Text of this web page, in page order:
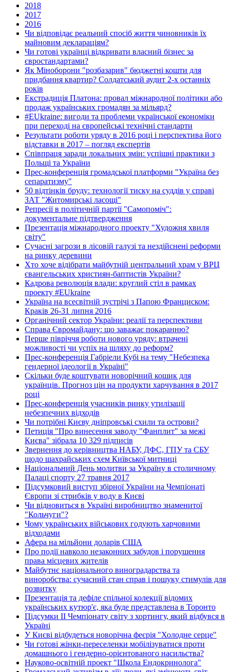
2018
2017
2016
Чи відповідає реальний спосіб життя чиновників їх
майновим деклараціям?
Чи готові українці відкривати власний бізнес за
євростандартами?
Як Міноборони "розбазарив" бюджетні кошти для
придбання квартир? Солдатський аудит 2-х останніх
років
Екстрадиція Платона: провал міжнародної політики або
продаж українських громадян за мільярд?
#EUkraine: вигоди та проблеми української економіки
при переході на європейські технічні стандарти
Результати роботи уряду в 2016 році і перспектива його
відставки в 2017 – погляд експертів
Співпраця заради локальних змін: успішні практики з
Польщі та України
Прес-конференція громадської платформи "Україна без
сепаратизму"
50 відтінків бруду: технології тиску на суддів у справі
ЗАТ "Житомирські ласощі"
Репресії в політичній партії "Самопоміч":
документальне підтвердження
Презентація міжнародного проекту "Художня хвиля
світу"
Сучасні загрози в лісовій галузі та нездійснені реформи
на ринку деревини
Хто хоче відібрати майбутній центральний храм у ВРЦ
євангельських християн-баптистів України?
Кадрова революція влади: круглий стіл в рамках
проекту #EUkraine
Україна на всесвітній зустрічі з Папою Франциском:
Краків 26-31 липня 2016
Органічний сектор України: реалії та перспективи
Справа Євромайдану: що заважає покаранню?
Перше півріччя роботи нового уряду: втрачені
можливості чи успіх на шляху до реформ?
Прес-конференція Габріели Кубі на тему "Небезпека
гендерної ідеології в Україні"
Скільки буде коштувати новорічний кошик для
українців. Прогноз цін на продукти харчування в 2017
році
Прес-конференція учасників ринку утилізації
небезпечних відходів
Чи потрібні Києву дніпровські схили та острови?
Петиція "Про винесення заводу "Фанплит" за межі
Києва" зібрала 10 329 підписів
Звернення до керівництва НАБУ, ДФС, ГПУ та СБУ
щодо шахрайських схем Київської митниці
Національний День молитви за Україну в столичному
Палаці спорту 27 травня 2017
Підсумковий виступ збірної України на Чемпіонаті
Європи зі стрибків у воду в Києві
Чи відновиться в Україні виробництво знаменитої
"Кольчуги"?
Чому українських військових годують харчовими
відходами
Афера на мільйони доларів США
Про події навколо незаконних забудов і порушення
права місцевих жителів
Майбутнє національного виноградарства та
виноробства: сучасний стан справ і пошуку стимулів для
розвитку
Презентація та дефіле спільної колекції відомих
українських кутюр'є, яка буде представлена в Торонто
Підсумки ІІ Чемпіонату світу з хортингу, який відбувся в
Україні
У Києві відбудеться новорічна феєрія "Холодне серце"
Чи готові жінки-переселенки мобілізуватися проти
домашнього і гендерно-орієнтованого насильства?
Науково-освітній проект "Школа Ендокринолога"